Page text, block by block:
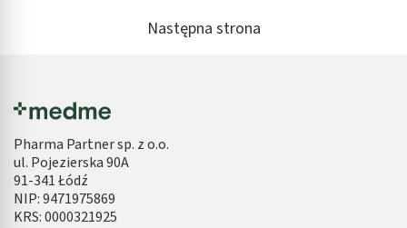
Następna strona
Pharma Partner sp. z o.o.
ul. Pojezierska 90A
91-341 Łódź
NIP: 9471975869
KRS: 0000321925